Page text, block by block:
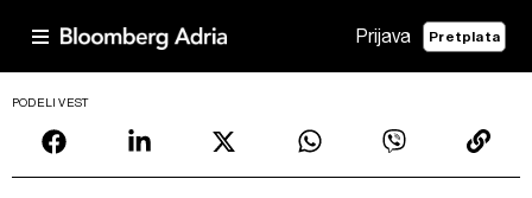
Prijava Pretplata
PODELI VEST